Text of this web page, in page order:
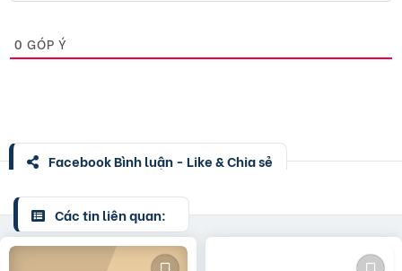
0 GÓP Ý
Facebook Bình luận - Like & Chia sẻ
Các tin liên quan: